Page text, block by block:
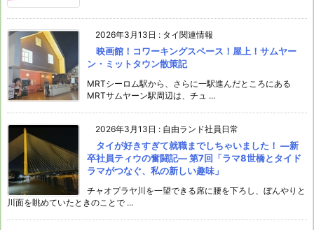
2026年3月13日 : タイ関連情報
映画館！コワーキングスペース！屋上！サムヤー
ン・ミットタウン散策記
MRTシーロム駅から、さらに一駅進んだところにある
MRTサムヤーン駅周辺は、チュ ...
2026年3月13日 : 自由ランド社員日常
タイが好きすぎて就職までしちゃいました！ ―新
卒社員ティウの奮闘記― 第7回「ラマ8世橋とタイド
ラマがつなぐ、私の新しい趣味」
チャオプラヤ川を一望できる席に腰を下ろし、ぼんやりと
川面を眺めていたときのことで ...